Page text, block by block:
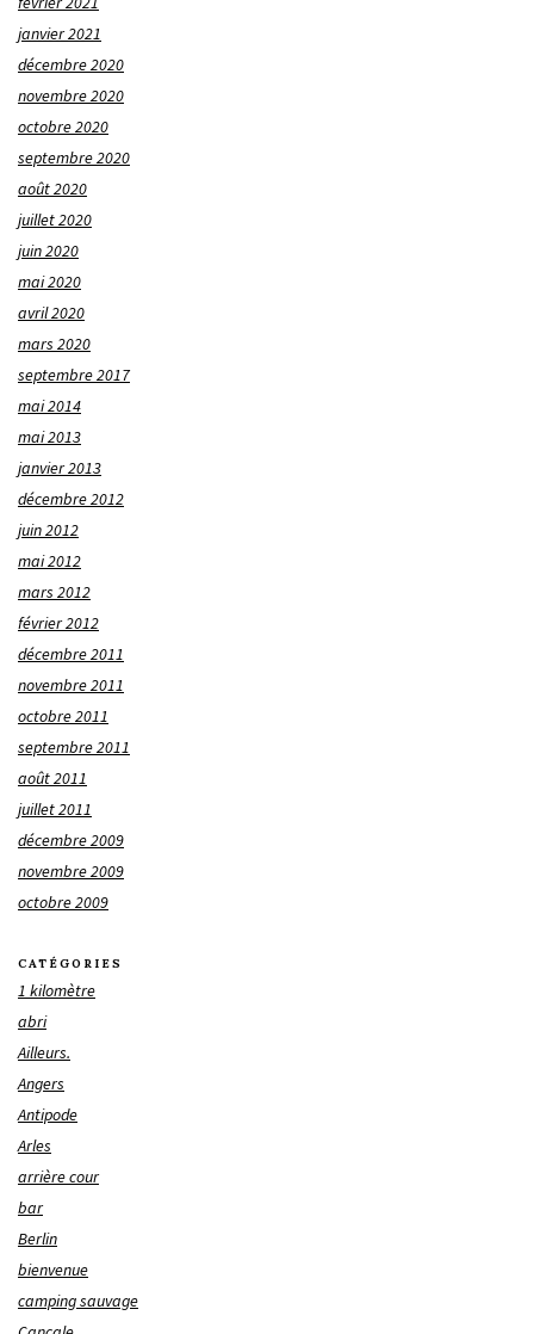
janvier 2021
décembre 2020
novembre 2020
octobre 2020
septembre 2020
août 2020
juillet 2020
juin 2020
mai 2020
avril 2020
mars 2020
septembre 2017
mai 2014
mai 2013
janvier 2013
décembre 2012
juin 2012
mai 2012
mars 2012
février 2012
décembre 2011
novembre 2011
octobre 2011
septembre 2011
août 2011
juillet 2011
décembre 2009
novembre 2009
octobre 2009
CATÉGORIES
1 kilomètre
abri
Ailleurs.
Angers
Antipode
Arles
arrière cour
bar
Berlin
bienvenue
camping sauvage